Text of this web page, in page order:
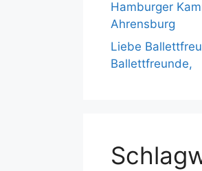
Hamburger
Ahrensburg
Liebe
Ballettfreunde,